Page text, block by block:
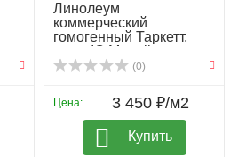
Линолеум
коммерческий
гомогенный Таркетт,
колл. IQ Megali...
(0)
Цена: 3 450 ₽/м2
Купить